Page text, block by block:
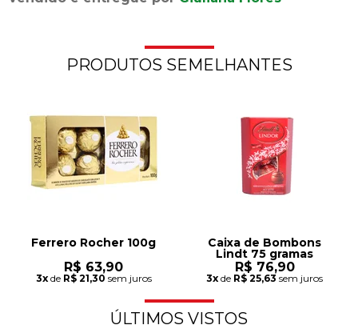
PRODUTOS SEMELHANTES
Ferrero Rocher 100g
R$ 63,90
3xde R$ 21,30 sem juros
Caixa de Bombons
Lindt 75 gramas
R$ 76,90
3x de R$ 25,63 sem juros
ÚLTIMOS VISTOS